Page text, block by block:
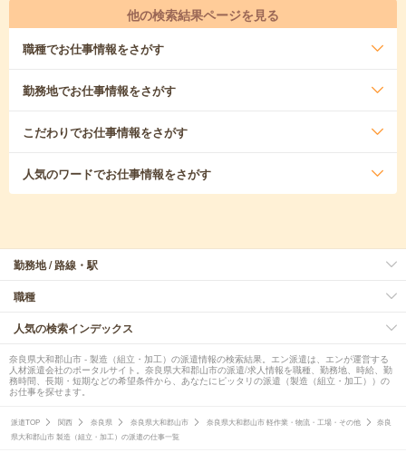
他の検索結果ページを見る
職種でお仕事情報をさがす
勤務地でお仕事情報をさがす
こだわりでお仕事情報をさがす
人気のワードでお仕事情報をさがす
勤務地 / 路線・駅
職種
人気の検索インデックス
奈良県大和郡山市 - 製造（組立・加工）の派遣情報の検索結果。エン派遣は、エンが運営する
人材派遣会社のポータルサイト。奈良県大和郡山市の派遣/求人情報を職種、勤務地、時給、勤
務時間、長期・短期などの希望条件から、あなたにピッタリの派遣（製造（組立・加工））の
お仕事を探せます。
派遣TOP 関西 奈良県 奈良県大和郡山市 奈良県大和郡山市 軽作業・物流・工場・その他
奈良
県大和郡山市 製造（組立・加工）の派遣の仕事一覧